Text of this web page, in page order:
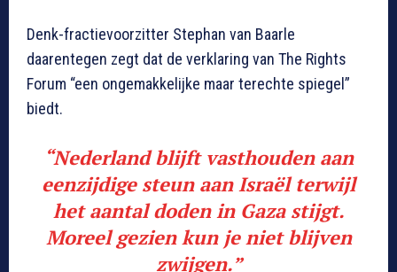
Denk-fractievoorzitter Stephan van Baarle
daarentegen zegt dat de verklaring van The Rights
Forum “een ongemakkelijke maar terechte spiegel”
biedt.
“Nederland blijft vasthouden aan
eenzijdige steun aan Israël terwijl
het aantal doden in Gaza stijgt.
Moreel gezien kun je niet blijven
zwijgen.”